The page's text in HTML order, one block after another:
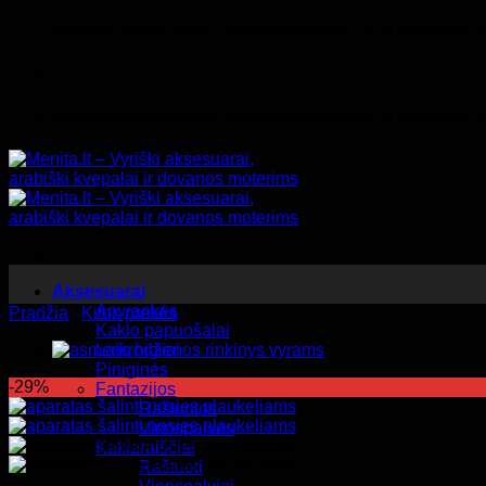
Aksesuarai
Apyrankės
Kaklo papuošalai
Laikrodžiai
Piniginės
Fantazijos
Raštuotos
Vienspalvės
Kaklaraiščiai
Raštuoti
Pradžia Kitos prekės
-29%